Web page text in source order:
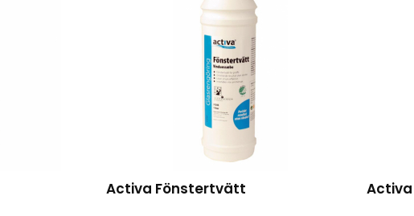
Activa Fönstertvätt Activa